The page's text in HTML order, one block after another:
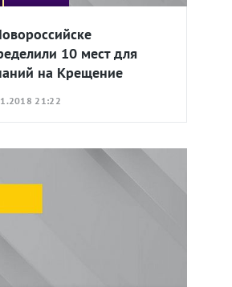
10 мест для
на Крещение
21:22